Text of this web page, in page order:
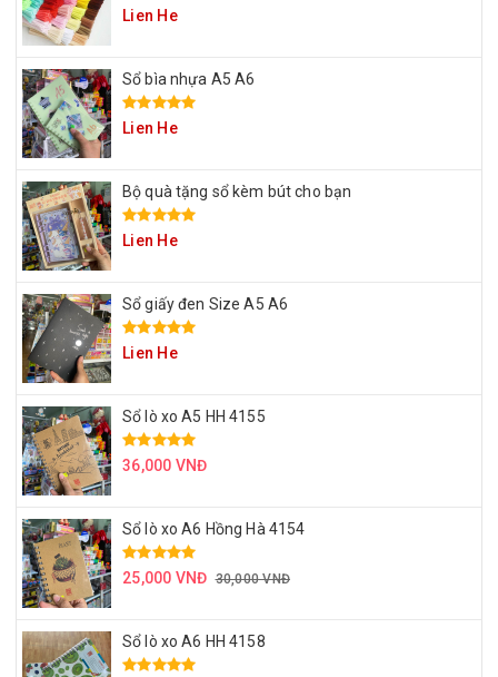
Lien He
Sổ bìa nhựa A5 A6
Lien He
Bộ quà tặng sổ kèm bút cho bạn
Lien He
Sổ giấy đen Size A5 A6
Lien He
Sổ lò xo A5 HH 4155
36,000 VNĐ
Sổ lò xo A6 Hồng Hà 4154
25,000 VNĐ 30,000 VNĐ
Sổ lò xo A6 HH 4158